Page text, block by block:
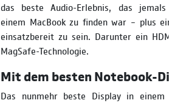
das beste Audio-Erlebnis, das
einem MacBook zu finden war – plus
einsatzbereit zu sein. Darunter ein
MagSafe-Technologie.
Mit dem besten Notebook-
Das nunmehr beste Display in